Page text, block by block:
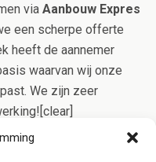
via Aanbouw Expres
een scherpe offerte
heeft de aannemer
waarvan wij onze
We zijn zeer
Expres